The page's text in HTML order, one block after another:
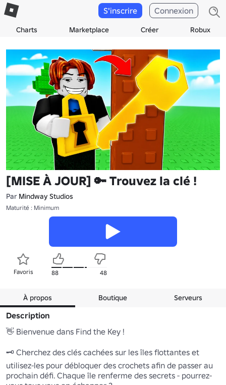
Charts Marketplace Créer Robux
S'inscrire Connexion
[MISE À JOUR] 🔑 Trouvez la clé !
Par Mindway Studios
Maturité : Minimum
Favoris 88 48
À propos Boutique Serveurs
Description
👋 Bienvenue dans Find the Key !
🗝️ Cherchez des clés cachées sur les îles flottantes et
utilisez-les pour débloquer des crochets afin de passer au
prochain défi. Chaque île renferme des secrets - pourrez-